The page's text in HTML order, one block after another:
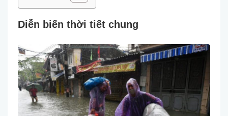
Diễn biến thời tiết chung